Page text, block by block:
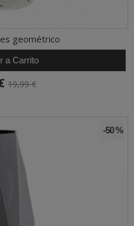
geométrico
a Carrito
19,99 €
-50 %